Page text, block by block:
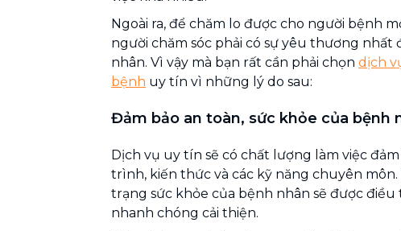
Ngoài ra, để chăm lo được cho người bệnh
người chăm sóc phải có sự yêu thương nhất
nhân. Vì vậy mà bạn rất cần phải chọn dịch
bệnh uy tín vì những lý do sau:
Đảm bảo an toàn, sức khỏe của bệnh
Dịch vụ uy tín sẽ có chất lượng làm việc
trình, kiến thức và các kỹ năng chuyên
trạng sức khỏe của bệnh nhân sẽ được điều
nhanh chóng cải thiện.